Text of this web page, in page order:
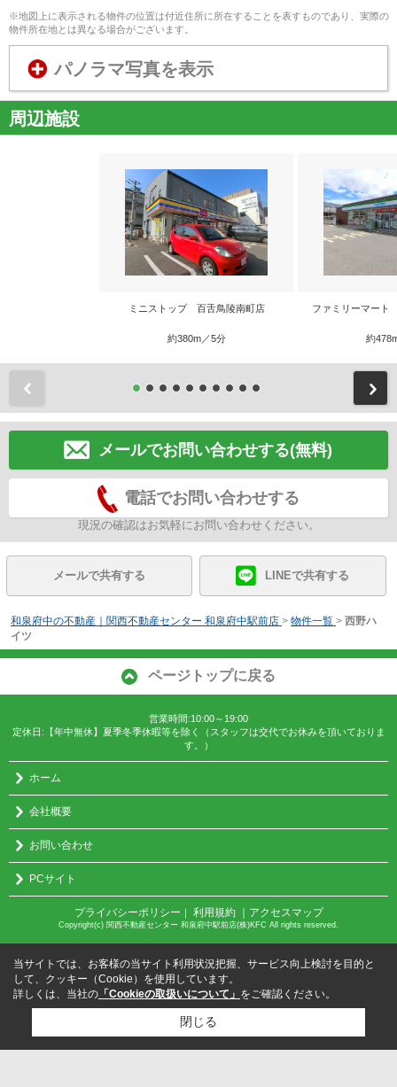
※地図上に表示される物件の位置は付近住所に所在することを表すものであり、実際の
物件所在地とは異なる場合がございます。
パノラマ写真を表示
周辺施設
ミニストップ 百舌鳥陵南町店
約380m／5分
ファミリーマー
約
メールでお問い合わせする(無料)
電話でお問い合わせする
現況の確認はお気軽にお問い合わせください。
メールで共有する LINEで共有する
和泉府中の不動産｜関西不動産センター 和泉府中駅前店 > 物件一覧 > 西野ハ
イツ
ページトップに戻る
営業時間:10:00～19:00
定休日:【年中無休】夏季冬季休暇等を除く（スタッフは交代でお休みを頂いておりま
す。）
ホーム
会社概要
お問い合わせ
PCサイト
プライバシーポリシー 利用規約 ｜アクセスマップ
Copyright(c) 関西不動産センター 和泉府中駅前店(株)KFC All rights reserved.
当サイトでは、お客様の当サイト利用状況把握、サービス向上検討を目的と
して、クッキー（Cookie）を使用しています。
詳しくは、当社の 「Cookieの取扱いについて」 をご確認ください。
閉じる